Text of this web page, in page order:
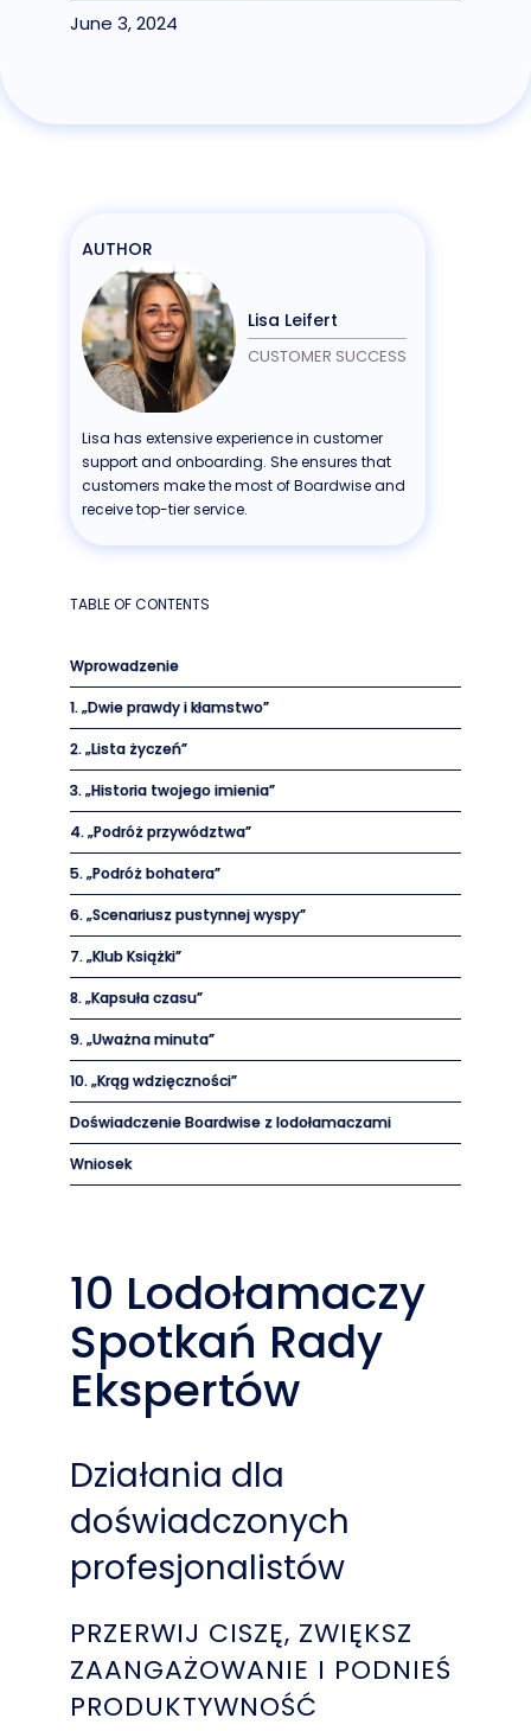
June 3, 2024
AUTHOR
Lisa Leifert
CUSTOMER SUCCESS
Lisa has extensive experience in customer
support and onboarding. She ensures that
customers make the most of Boardwise and
receive top-tier service.
TABLE OF CONTENTS
Wprowadzenie
1. „Dwie prawdy i kłamstwo”
2. „Lista życzeń”
3. „Historia twojego imienia”
4. „Podróż przywództwa”
5. „Podróż bohatera”
6. „Scenariusz pustynnej wyspy”
7. „Klub Książki”
8. „Kapsuła czasu”
9. „Uważna minuta”
10. „Krąg wdzięczności”
Doświadczenie Boardwise z lodołamaczami
Wniosek
10 Lodołamaczy
Spotkań Rady
Ekspertów
Działania dla
doświadczonych
profesjonalistów
PRZERWIJ CISZĘ, ZWIĘKSZ
ZAANGAŻOWANIE I PODNIEŚ
PRODUKTYWNOŚĆ